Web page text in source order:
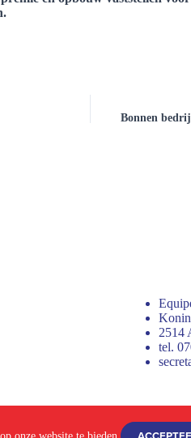
Bonnen
2514
tel.
privacyverklaring